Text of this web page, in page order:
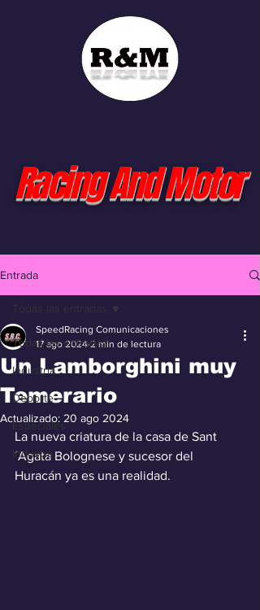
Racing And Motor
Entrada
Todas las entradas
Industria
Deporte
Especiales
Industra
Todas las entradas
Un Lamborghini muy
Temerario
SpeedRacing Comunicaciones
17 ago 2024 2 min de lectura
Actualizado: 20 ago 2024
La nueva criatura de la casa de Sant
´Agata Bolognese y sucesor del
Huracán ya es una realidad.